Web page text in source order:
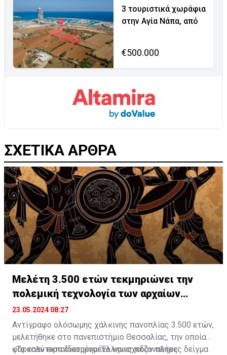
3 τουριστικά χωράφια
στην Αγία Νάπα, από
€500.000
ΣΧΕΤΙΚΑ ΑΡΘΡΑ
Μελέτη 3.500 ετών τεκμηριώνει την
πολεμική τεχνολογία των αρχαίων
Ελλήνων
23.05.2024 08:27
Αντίγραφο ολόσωμης χάλκινης πανοπλίας 3.500 ετών,
μελετήθηκε στο πανεπιστήμιο Θεσσαλίας, την οποίαν
φόρεσαν εκπαιδευμένοι Έλληνες πεζοναύτες
«Το καλύτερα διατηρημένο και σχεδόν πλήρες δείγμα